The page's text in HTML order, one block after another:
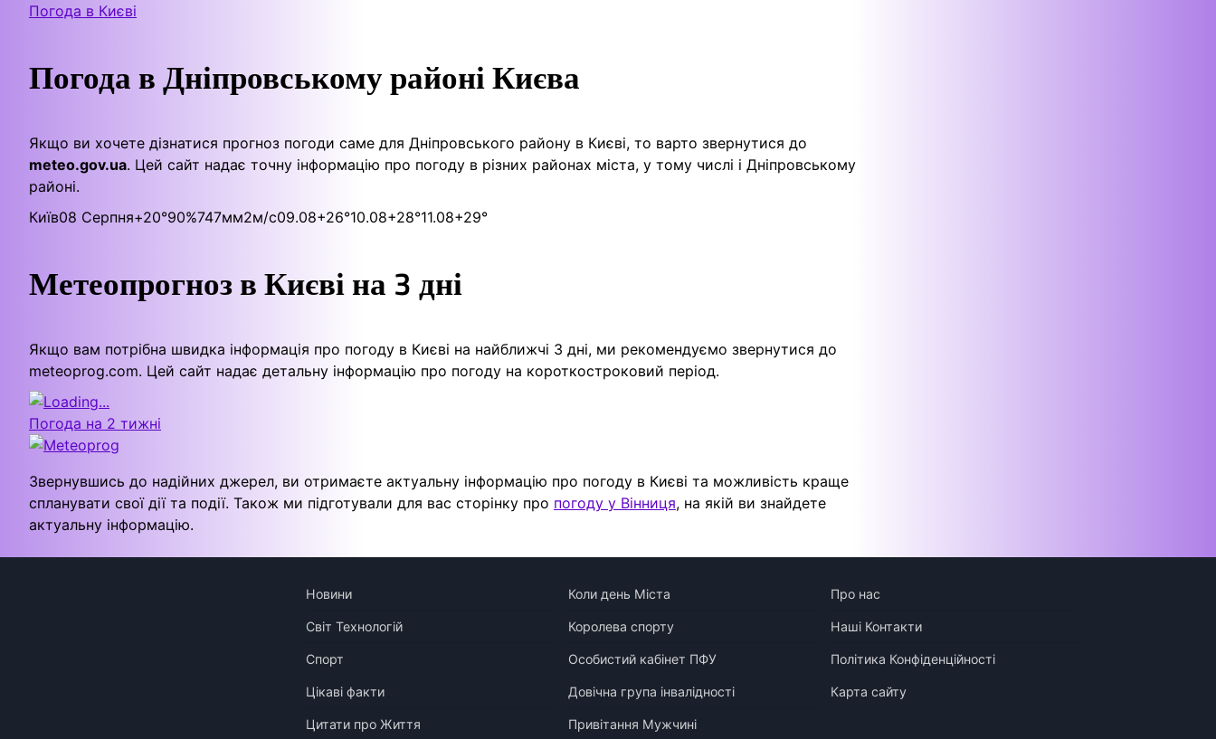
Погода в Києві
Погода в Дніпровському районі Києва
Якщо ви хочете дізнатися прогноз погоди саме для Дніпровського району в Києві, то варто звернутися до
meteo.gov.ua. Цей сайт надає точну інформацію про погоду в різних районах міста, у тому числі і Дніпровському
районі.
Київ08 Серпня+20°90%747мм2м/c09.08+26°10.08+28°11.08+29°
Метеопрогноз в Києві на 3 дні
Якщо вам потрібна швидка інформація про погоду в Києві на найближчі 3 дні, ми рекомендуємо звернутися до
meteoprog.com. Цей сайт надає детальну інформацію про погоду на короткостроковий період.
Погода на 2 тижні
Звернувшись до надійних джерел, ви отримаєте актуальну інформацію про погоду в Києві та можливість краще
спланувати свої дії та події. Також ми підготували для вас сторінку про погоду у Вінниця, на якій ви знайдете
актуальну інформацію.
Новини
Світ Технологій
Спорт
Цікаві факти
Цитати про Життя
Коли день Міста
Королева спорту
Особистий кабінет ПФУ
Довічна група інвалідності
Привітання Мужчині
Про нас
Наші Контакти
Політика Конфіденційності
Карта сайту